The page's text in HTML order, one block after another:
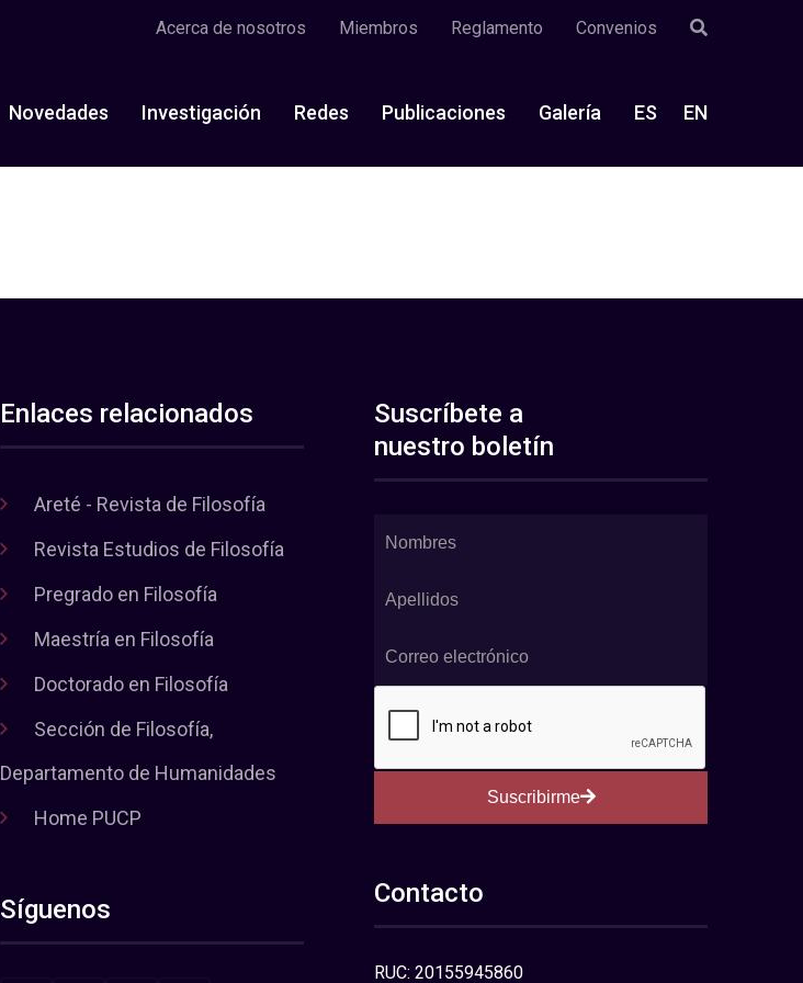
Acerca de nosotros Miembros Reglamento Convenios
Novedades Investigación Redes Publicaciones Galería ES EN
Enlaces relacionados
Areté - Revista de Filosofía
Revista Estudios de Filosofía
Pregrado en Filosofía
Maestría en Filosofía
Doctorado en Filosofía
Sección de Filosofía,
Departamento de Humanidades
Home PUCP
Síguenos
Suscríbete a
nuestro boletín
Suscribirme
Contacto
RUC: 20155945860